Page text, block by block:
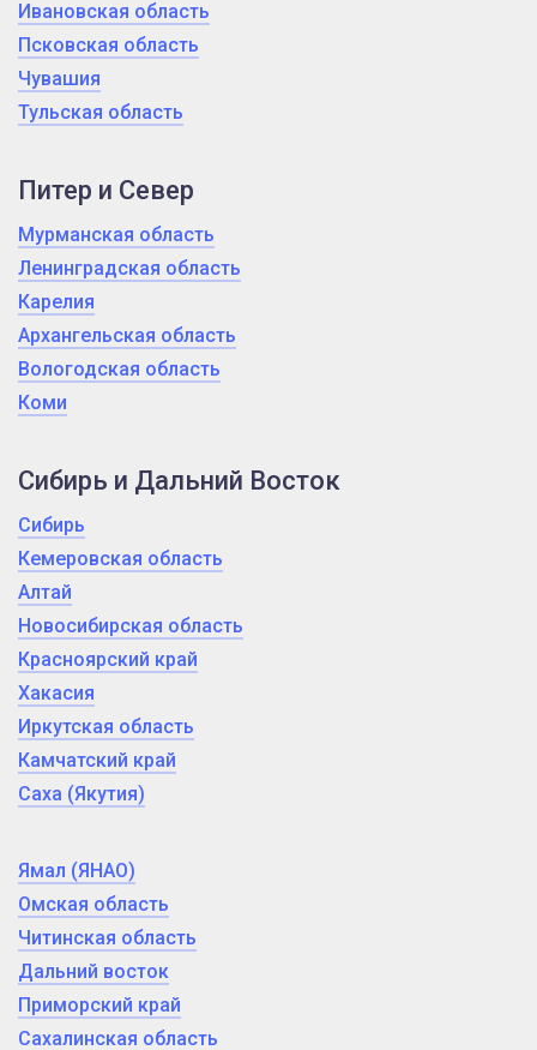
Ивановская область
Псковская область
Чувашия
Тульская область
Питер и Север
Мурманская область
Ленинградская область
Карелия
Архангельская область
Вологодская область
Коми
Сибирь и Дальний Восток
Сибирь
Кемеровская область
Алтай
Новосибирская область
Красноярский край
Хакасия
Иркутская область
Камчатский край
Саха (Якутия)
Ямал (ЯНАО)
Омская область
Читинская область
Дальний восток
Приморский край
Сахалинская область